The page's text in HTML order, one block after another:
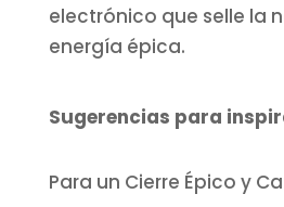
electrónico que selle la
energía épica.
Sugerencias para
Para un Cierre Épico y